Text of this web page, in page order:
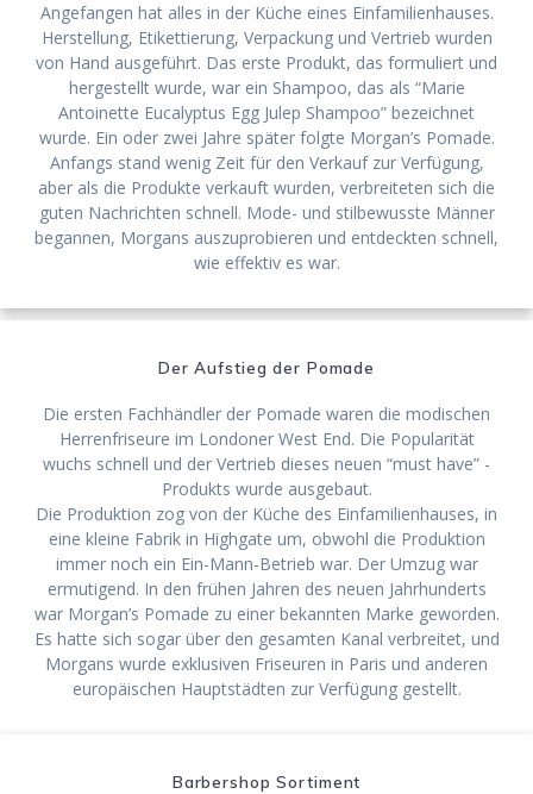
Angefangen hat alles in der Küche eines Einfamilienhauses.
Herstellung, Etikettierung, Verpackung und Vertrieb wurden
von Hand ausgeführt. Das erste Produkt, das formuliert und
hergestellt wurde, war ein Shampoo, das als “Marie
Antoinette Eucalyptus Egg Julep Shampoo” bezeichnet
wurde. Ein oder zwei Jahre später folgte Morgan’s Pomade.
Anfangs stand wenig Zeit für den Verkauf zur Verfügung,
aber als die Produkte verkauft wurden, verbreiteten sich die
guten Nachrichten schnell. Mode- und stilbewusste Männer
begannen, Morgans auszuprobieren und entdeckten schnell,
wie effektiv es war.
Der Aufstieg der Pomade
Die ersten Fachhändler der Pomade waren die modischen
Herrenfriseure im Londoner West End. Die Popularität
wuchs schnell und der Vertrieb dieses neuen “must have” -
Produkts wurde ausgebaut.
Die Produktion zog von der Küche des Einfamilienhauses, in
eine kleine Fabrik in Highgate um, obwohl die Produktion
immer noch ein Ein-Mann-Betrieb war. Der Umzug war
ermutigend. In den frühen Jahren des neuen Jahrhunderts
war Morgan’s Pomade zu einer bekannten Marke geworden.
Es hatte sich sogar über den gesamten Kanal verbreitet, und
Morgans wurde exklusiven Friseuren in Paris und anderen
europäischen Hauptstädten zur Verfügung gestellt.
Barbershop Sortiment